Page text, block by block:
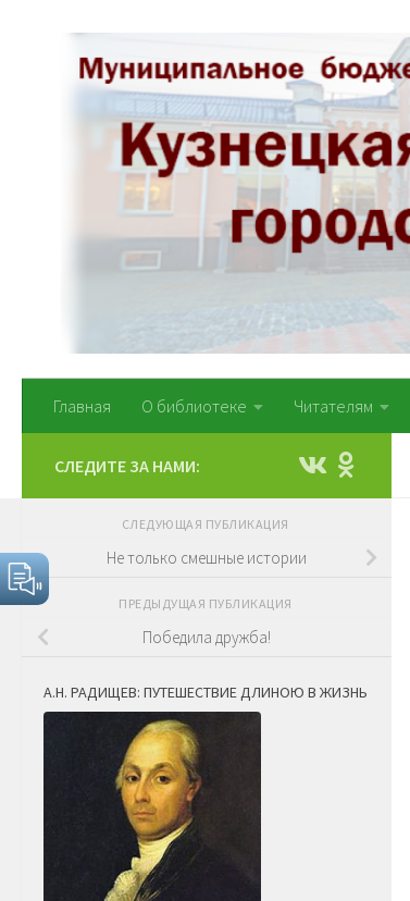
Перейти к содержимому
Главная О библиотеке Читателям
СЛЕДИТЕ ЗА НАМИ:
СЛЕДУЮЩАЯ ПУБЛИКАЦИЯ
Не только смешные истории
ПРЕДЫДУЩАЯ ПУБЛИКАЦИЯ
Победила дружба!
А.Н. РАДИЩЕВ: ПУТЕШЕСТВИЕ ДЛИНОЮ В ЖИЗНЬ